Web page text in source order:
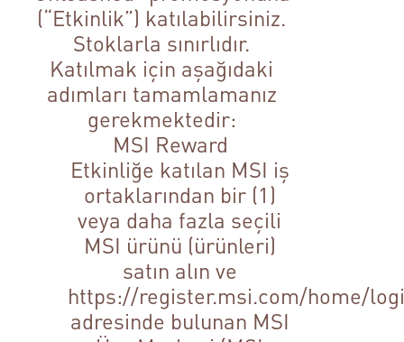
(“Etkinlik”) katılabilirsiniz.
Stoklarla sınırlıdır.
Katılmak için aşağıdaki
adımları tamamlamanız
gerekmektedir:
MSI Reward
Etkinliğe katılan MSI iş
ortaklarından bir (1)
veya daha fazla seçili
MSI ürünü (ürünleri)
satın alın ve
https://register.msi.com/home/
adresinde bulunan MSI